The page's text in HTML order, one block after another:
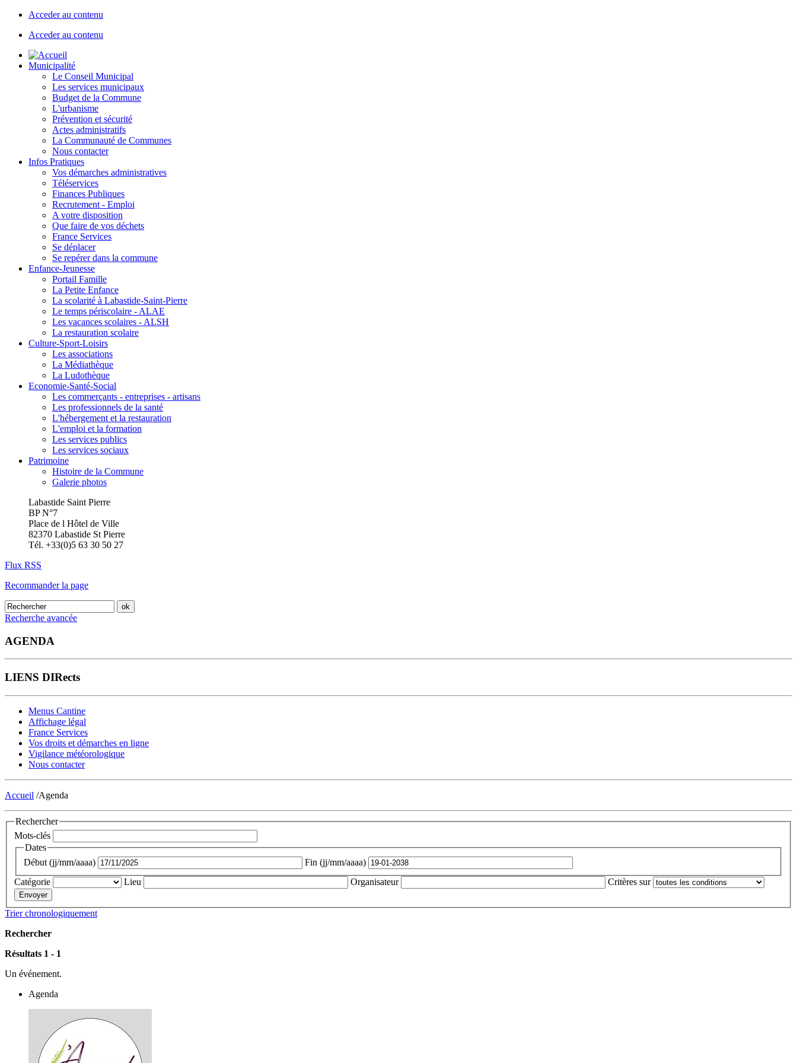
Acceder au contenu
Acceder au contenu
Municipalité
Le Conseil Municipal
Les services municipaux
Budget de la Commune
L'urbanisme
Prévention et sécurité
Actes administratifs
La Communauté de Communes
Nous contacter
Infos Pratiques
Vos démarches administratives
Téléservices
Finances Publiques
Recrutement - Emploi
A votre disposition
Que faire de vos déchets
France Services
Se déplacer
Se repérer dans la commune
Enfance-Jeunesse
Portail Famille
La Petite Enfance
La scolarité à Labastide-Saint-Pierre
Le temps périscolaire - ALAE
Les vacances scolaires - ALSH
La restauration scolaire
Culture-Sport-Loisirs
Les associations
La Médiathèque
La Ludothèque
Economie-Santé-Social
Les commerçants - entreprises - artisans
Les professionnels de la santé
L'hébergement et la restauration
L'emploi et la formation
Les services publics
Les services sociaux
Patrimoine
Histoire de la Commune
Galerie photos
Labastide Saint Pierre
BP N°7
Place de l Hôtel de Ville
82370 Labastide St Pierre
Tél. +33(0)5 63 30 50 27
Flux RSS
Recommander la page
Recherche avancée
AGENDA
LIENS DIRects
Menus Cantine
Affichage légal
France Services
Vos droits et démarches en ligne
Vigilance météorologique
Nous contacter
Accueil /Agenda
Rechercher
Mots-clés
Dates
Début (jj/mm/aaaa)
Fin (jj/mm/aaaa)
Catégorie
Lieu Organisateur Critères sur
Trier chronologiquement
Rechercher
Résultats 1 - 1
Un événement.
Agenda